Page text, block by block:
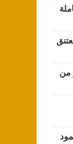
من